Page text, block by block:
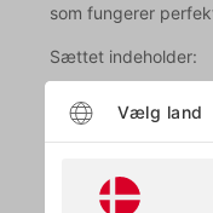
som fungerer
Sættet indeholder:
Slidstærke
20
PDF-guide
Adgang til
Vælg land